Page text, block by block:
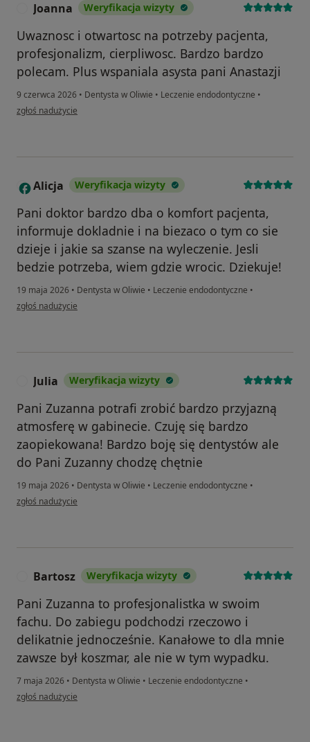
Joanna Weryfikacja wizyty
Uwaznosc i otwartosc na potrzeby pacjenta,
profesjonalizm, cierpliwosc. Bardzo bardzo
polecam. Plus wspaniala asysta pani Anastazji
9 czerwca 2026 • Dentysta w Oliwie • Leczenie endodontyczne •
w opinii użytkownika Joanna
zgłoś nadużycie
A Alicja Weryfikacja wizyty
Pani doktor bardzo dba o komfort pacjenta,
informuje dokladnie i na biezaco o tym co sie
dzieje i jakie sa szanse na wyleczenie. Jesli
bedzie potrzeba, wiem gdzie wrocic. Dziekuje!
19 maja 2026 • Dentysta w Oliwie • Leczenie endodontyczne •
w opinii użytkownika Alicja
zgłoś nadużycie
Julia Weryfikacja wizyty
Pani Zuzanna potrafi zrobić bardzo przyjazną
atmosferę w gabinecie. Czuję się bardzo
zaopiekowana! Bardzo boję się dentystów ale
do Pani Zuzanny chodzę chętnie
19 maja 2026 • Dentysta w Oliwie • Leczenie endodontyczne •
w opinii użytkownika Julia
zgłoś nadużycie
Bartosz Weryfikacja wizyty
Pani Zuzanna to profesjonalistka w swoim
fachu. Do zabiegu podchodzi rzeczowo i
delikatnie jednocześnie. Kanałowe to dla mnie
zawsze był koszmar, ale nie w tym wypadku.
7 maja 2026 • Dentysta w Oliwie • Leczenie endodontyczne •
w opinii użytkownika Bartosz
zgłoś nadużycie